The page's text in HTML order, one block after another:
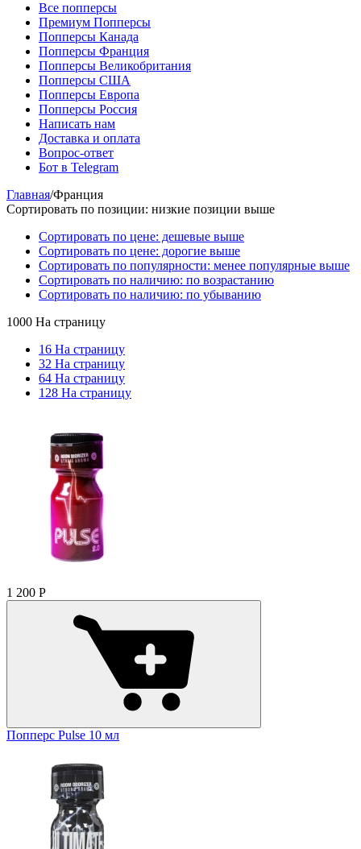
Все попперсы
Премиум Попперсы
Попперсы Канада
Попперсы Франция
Попперсы Великобритания
Попперсы США
Попперсы Европа
Попперсы Россия
Написать нам
Доставка и оплата
Вопрос-ответ
Бот в Telegram
Главная/Франция
Сортировать по позиции: низкие позиции выше
Сортировать по цене: дешевые выше
Сортировать по цене: дорогие выше
Сортировать по популярности: менее популярные выше
Сортировать по наличию: по возрастанию
Сортировать по наличию: по убыванию
1000 На страницу
16 На страницу
32 На страницу
64 На страницу
128 На страницу
1 200 Р
Попперс Pulse 10 мл